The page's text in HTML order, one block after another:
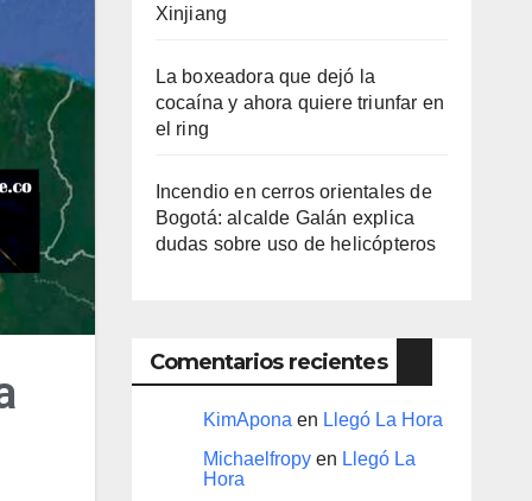
Xinjiang
La boxeadora que dejó la
cocaína y ahora quiere triunfar en
el ring​
Incendio en cerros orientales de
Bogotá: alcalde Galán explica
dudas sobre uso de helicópteros
Comentarios recientes
KimAponaen Llegó La Hora
Michaelfropyen Llegó La
Hora